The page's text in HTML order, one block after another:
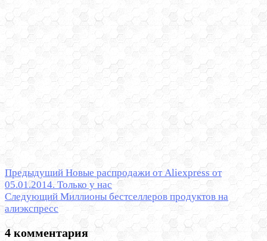
Предыдущий Новые распродажи от Aliexpress от
05.01.2014. Только у нас
Следующий Миллионы бестселлеров продуктов на
алиэкспресс
4 комментария